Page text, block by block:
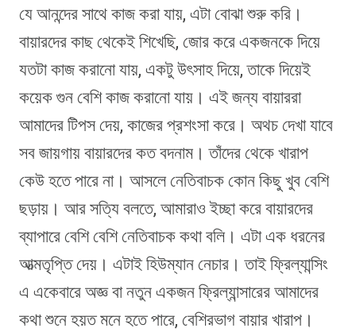
যে আনন্দের সাথে কাজ করা যায়, এটা বোঝা শুরু করি।
বায়ারদের কাছ থেকেই শিখেছি, জোর করে একজনকে দিয়ে
যতটা কাজ করানো যায়, একটু উৎসাহ দিয়ে, তাকে দিয়েই
কয়েক গুন বেশি কাজ করানো যায়। এই জন্য বায়াররা
আমাদের টিপস দেয়, কাজের প্রশংসা করে। অথচ দেখা যাবে
সব জায়গায় বায়ারদের কত বদনাম। তাঁদের থেকে খারাপ
কেউ হতে পারে না। আসলে নেতিবাচক কোন কিছু খুব বেশি
ছড়ায়। আর সত্যি বলতে, আমারাও ইচ্ছা করে বায়ারদের
ব্যাপারে বেশি বেশি নেতিবাচক কথা বলি। এটা এক ধরনের
আত্মতৃপ্তি দেয়। এটাই হিউম্যান নেচার। তাই ফ্রিল্যান্সিং
এ একেবারে অজ্ঞ বা নতুন একজন ফ্রিল্যান্সারের আমাদের
কথা শুনে হয়ত মনে হতে পারে, বেশিরভাগ বায়ার খারাপ।